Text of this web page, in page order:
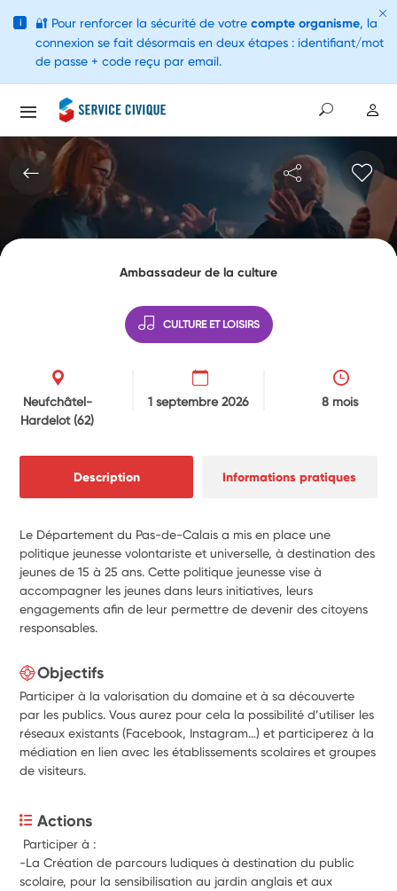
Ambassadeur de la culture
CULTURE ET LOISIRS
Neufchâtel-
Hardelot(62)
1 septembre 2026 8 mois
Description Informations pratiques
Le Département du Pas-de-Calais a mis en place une
politique jeunesse volontariste et universelle, à destination des
jeunes de 15 à 25 ans. Cette politique jeunesse vise à
accompagner les jeunes dans leurs initiatives, leurs
engagements afin de leur permettre de devenir des citoyens
responsables.
Objectifs
Participer à la valorisation du domaine et à sa découverte
par les publics. Vous aurez pour cela la possibilité d’utiliser les
réseaux existants (Facebook, Instagram…) et participerez à la
médiation en lien avec les établissements scolaires et groupes
de visiteurs.
Actions
Participer à :
-La Création de parcours ludiques à destination du public
scolaire, pour la sensibilisation au jardin anglais et aux
i 🔐 Pour renforcer la sécurité de votre compte organisme, la
connexion se fait désormais en deux étapes : identifiant/mot
de passe + code reçu par email.